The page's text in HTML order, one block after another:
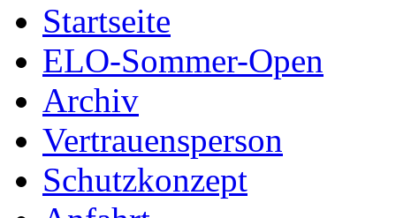
Startseite
ELO-Sommer-Open
Archiv
Vertrauensperson
Schutzkonzept